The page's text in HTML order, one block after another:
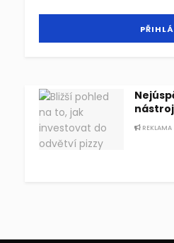
REKLAMA